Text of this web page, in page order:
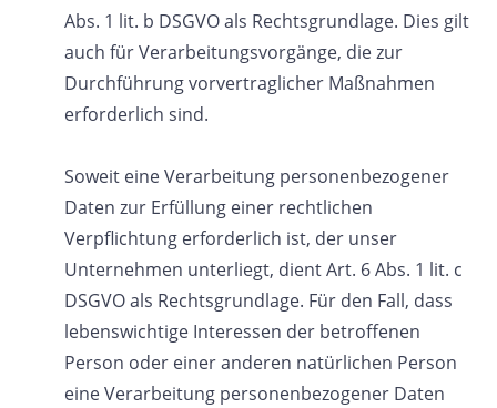
Abs. 1 lit. b DSGVO als Rechtsgrundlage. Dies gilt
auch für Verarbeitungsvorgänge, die zur
Durchführung vorvertraglicher Maßnahmen
erforderlich sind.
Soweit eine Verarbeitung personenbezogener
Daten zur Erfüllung einer rechtlichen
Verpflichtung erforderlich ist, der unser
Unternehmen unterliegt, dient Art. 6 Abs. 1 lit. c
DSGVO als Rechtsgrundlage. Für den Fall, dass
lebenswichtige Interessen der betroffenen
Person oder einer anderen natürlichen Person
eine Verarbeitung personenbezogener Daten